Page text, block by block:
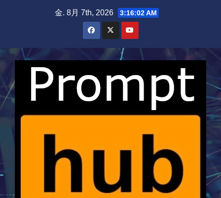
金. 8月 7th, 2026 3:16:02 AM